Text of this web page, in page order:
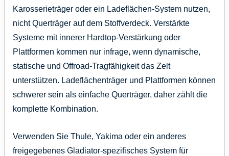
Karosserieträger oder ein Ladeflächen-System nutzen,
nicht Querträger auf dem Stoffverdeck. Verstärkte
Systeme mit innerer Hardtop-Verstärkung oder
Plattformen kommen nur infrage, wenn dynamische,
statische und Offroad-Tragfähigkeit das Zelt
unterstützen. Ladeflächenträger und Plattformen können
schwerer sein als einfache Querträger, daher zählt die
komplette Kombination.
Verwenden Sie Thule, Yakima oder ein anderes
freigegebenes Gladiator-spezifisches System für